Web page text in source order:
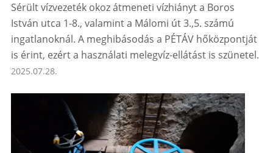
Sérült vízvezeték okoz átmeneti vízhiányt a Boros
István utca 1-8., valamint a Málomi út 3.,5. számú
ingatlanoknál. A meghibásodás a PÉTÁV hőközpontját
is érint, ezért a használati melegvíz-ellátást is szünetel.
2025.07.28.